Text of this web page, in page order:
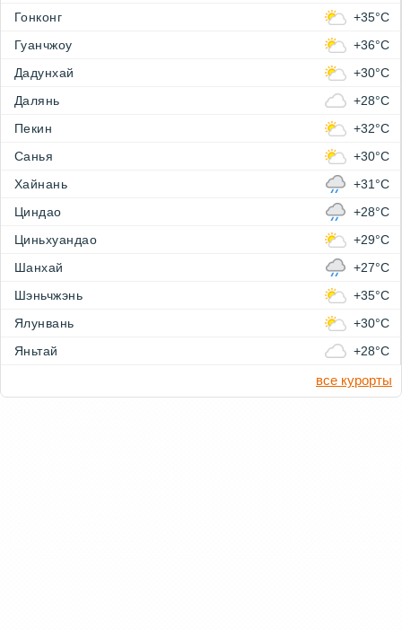
Гонконг
+35°C
Гуанчжоу
+36°C
Дадунхай
+30°C
Далянь
+28°C
Пекин
+32°C
Санья
+30°C
Хайнань
+31°C
Циндао
+28°C
Циньхуандао
+29°C
Шанхай
+27°C
Шэньчжэнь
+35°C
Ялунвань
+30°C
Яньтай
+28°C
все курорты